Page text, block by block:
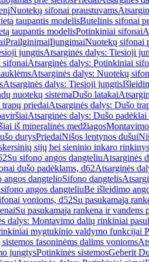
Nuotekų sifonai praustuvams
taupantis modelisButelinis sifonai
taupantis modelisPotinkiniai sifonai
PrailginimaiĮjungimaiNuotekų sifonai
jungtisAtsarginės dalys: Tiesioji
sifonaiAtsarginės dalys: Potinkiniai
Atsarginės dalys: Nuotekų
Atsarginės dalys: Tiesioji jungtis
nuotekų sistemaDušo latakai
priedaiAtsarginės dalys: Dušo
Atsarginės dalys: Dušo
iš mineralinės medžiagos
durysPriedaiNišos lentynos dušui
sijų bei sieninio inkaro rinkinys
Su sifono angos dangteliuAtsarginės
dušo padėklams, d62Atsarginės
angos dangtelioSifono dangtelis
angos dangteliuBe išleidimo
vonioms, d52Su pasukamąja
Su pasukamąja rankena ir
dalys: Montavimo dalių rinkiniai
mygtukinio valdymo funkcijai
fasoninėms dalims vonioms
jungtysPotinkinės sistemosGeberit